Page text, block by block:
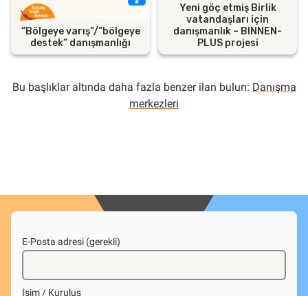
“Bölgeye varış”/”bölgeye
destek” danışmanlığı
Yeni göç etmiş Birlik
vatandaşları için
danışmanlık – BINNEN-
PLUS projesi
Bu başlıklar altında daha fazla benzer ilan bulun: Danışma
merkezleri
E-Posta adresi (gerekli)
İsim / Kuruluş